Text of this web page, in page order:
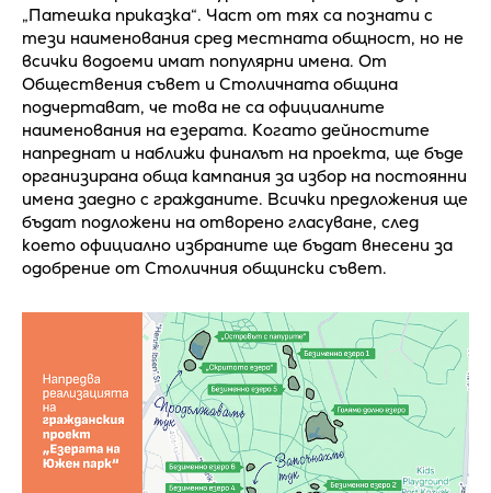
„Патешка приказка“. Част от тях са познати с
тези наименования сред местната общност, но не
всички водоеми имат популярни имена. От
Обществения съвет и Столичната община
подчертават, че това не са официалните
наименования на езерата. Когато дейностите
напреднат и наближи финалът на проекта, ще бъде
организирана обща кампания за избор на постоянни
имена заедно с гражданите. Всички предложения ще
бъдат подложени на отворено гласуване, след
което официално избраните ще бъдат внесени за
одобрение от Столичния общински съвет.